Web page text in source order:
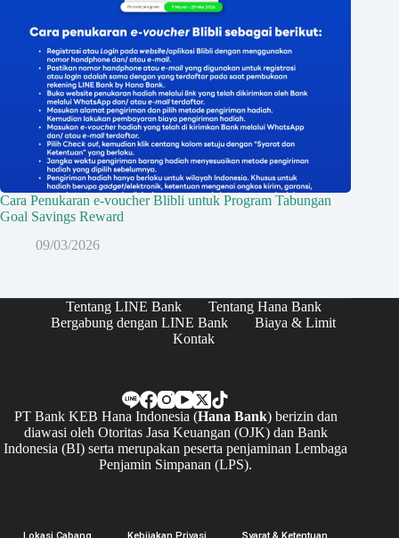
Cara Penukaran e-voucher Blibli untuk Program Tabungan
Goal Savings Reward
09/03/2026
Tentang LINE Bank
Tentang Hana Bank
Bergabung dengan LINE Bank
Biaya & Limit
Kontak
PT Bank KEB Hana Indonesia (Hana Bank) berizin dan
diawasi oleh Otoritas Jasa Keuangan (OJK) dan Bank
Indonesia (BI) serta merupakan peserta penjaminan Lembaga
Penjamin Simpanan (LPS).
Lokasi Cabang Kebijakan Privasi Syarat & Ketentuan